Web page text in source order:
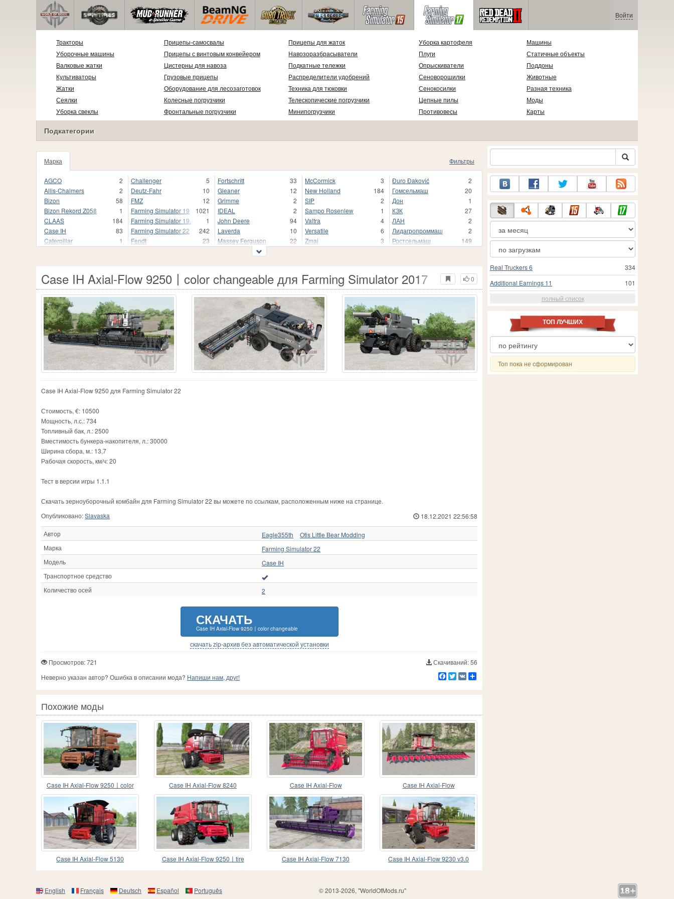
Войти
Тракторы
Уборочные машины
Валковые жатки
Культиваторы
Жатки
Сеялки
Уборка свеклы
Прицепы-самосвалы
Прицепы с винтовым конвейером
Цистерны для навоза
Грузовые прицепы
Оборудование для лесозаготовок
Колесные погрузчики
Фронтальные погрузчики
Прицепы для жаток
Навозоразбрасыватели
Подкатные тележки
Распределители удобрений
Техника для тюковки
Телескопические погрузчики
Минипогрузчики
Уборка картофеля
Плуги
Опрыскиватели
Сеноворошилки
Сенокосилки
Цепные пилы
Противовесы
Машины
Статичные объекты
Поддоны
Животные
Разная техника
Моды
Карты
Подкатегории
Марка
Фильтры
99
AGCO
2
Allis-Chalmers
2
Bizon
58
Bizon Rekord Z058
1
CLAAS
184
Case IH
83
Caterpillar
1
Challenger
5
Deutz-Fahr
10
FMZ
12
Farming Simulator 19
1021
Farming Simulator 19.
1
Farming Simulator 22
242
Fendt
23
Fortschritt
33
Gleaner
12
Grimme
2
IDEAL
2
John Deere
94
Laverda
10
Massey Ferguson
22
McCormick
3
New Holland
184
SIP
2
Sampo Rosenlew
1
Valtra
4
Versatile
6
Zmaj
3
Đuro Đaković
2
Гомсельмаш
20
Дон
1
КЗК
27
ЛАН
2
Лидагропроммаш
2
Ростсельмаш
149
0
Case IH Axial-Flow 9250〡color changeable для Farming Simulator 2017
Case IH Axial-Flow 9250 для Farming Simulator 22
Стоимость, €: 10500
Мощность, л.с.: 734
Топливный бак, л.: 2500
Вместимость бункера-накопителя, л.: 30000
Ширина сбора, м.: 13,7
Рабочая скорость, км/ч: 20
Тест в версии игры 1.1.1
Скачать зерноуборочный комбайн для Farming Simulator 22 вы можете по ссылкам, расположенным ниже на странице.
Опубликовано:Slavaska 18.12.2021 22:56:58
Автор Eagle355th
Otis Little Bear Modding
Марка
Farming Simulator 22
Модель
Case IH
Транспортное средство
Количество осей
2
СКАЧАТЬ
Case IH Axial-Flow 9250〡color changeable
скачать zip-архив без автоматической установки
Просмотров: 721
Скачиваний: 56
Неверно указан автор? Ошибка в описании мода? Напиши нам, друг! Facebook
Twitter
VK
Похожие моды
Case IH Axial-Flow 9250〡color
choices added
Case IH Axial-Flow 8240 Case IH Axial-Flow Case IH Axial-Flow
Case IH Axial-Flow 5130
Case IH Axial-Flow 9250〡tire
Case IH Axial-Flow 7130 Case IH Axial-Flow 9230 v3.0
334
Real Truckers 6
101
Additional Earnings 11
полный список
ТОП ЛУЧШИХ
Топ пока не сформирован
English Français Deutsch Español Português © 2013-2026, "WorldOfMods.ru"